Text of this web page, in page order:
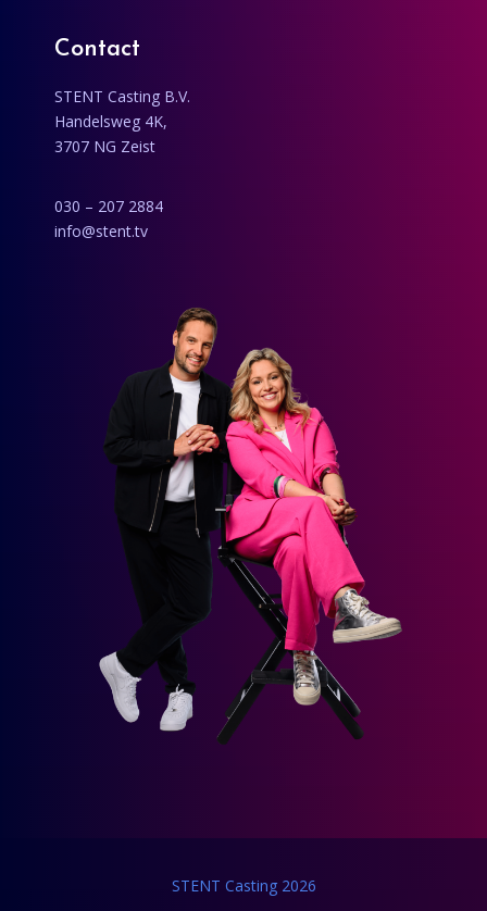
Contact
STENT Casting B.V.
Handelsweg 4K,
3707 NG Zeist
030 – 207 2884
info@stent.tv
STENT Casting 2026